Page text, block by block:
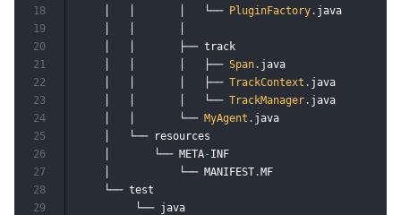
    │   │ 	    │   └──
PluginFactory . java
    │   │       ├──	track
    │   │ 	    │   ├──
Span . java
    │   │ 	    │   ├──
TrackContext . java
    │   │ 	    │   └──
TrackManager . java
    │   │	    └──
MyAgent . java
    │       └── META
- INF
    │           └── MANIFEST
.MF
    └── test
         └── java
18
19
20
21
22
23
24
25
26
27
28
29